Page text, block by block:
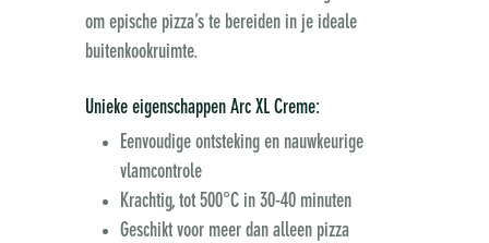
om epische pizza’s te bereiden in je ideale
buitenkookruimte.
Unieke eigenschappen Arc XL Creme:
Eenvoudige ontsteking en nauwkeurige
vlamcontrole
Krachtig, tot 500°C in 30-40 minuten
Geschikt voor meer dan alleen pizza